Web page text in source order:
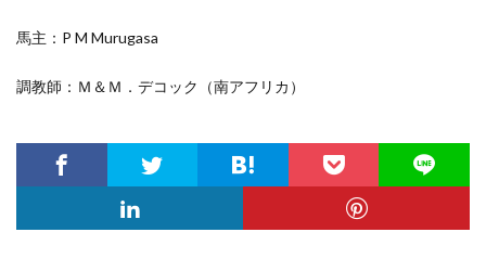
馬主：P M Murugasa
調教師：Ｍ＆Ｍ．デコック（南アフリカ）